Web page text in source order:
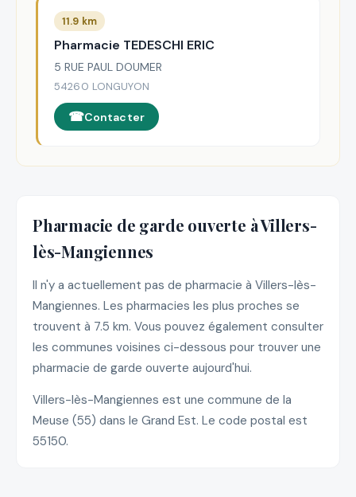
11.9 km
Pharmacie TEDESCHI ERIC
5 RUE PAUL DOUMER
54260 LONGUYON
Contacter
Pharmacie de garde ouverte à Villers-
lès-Mangiennes
Il n'y a actuellement pas de pharmacie à Villers-lès-
Mangiennes. Les pharmacies les plus proches se
trouvent à 7.5 km. Vous pouvez également consulter
les communes voisines ci-dessous pour trouver une
pharmacie de garde ouverte aujourd'hui.
Villers-lès-Mangiennes est une commune de la
Meuse (55) dans le Grand Est. Le code postal est
55150.